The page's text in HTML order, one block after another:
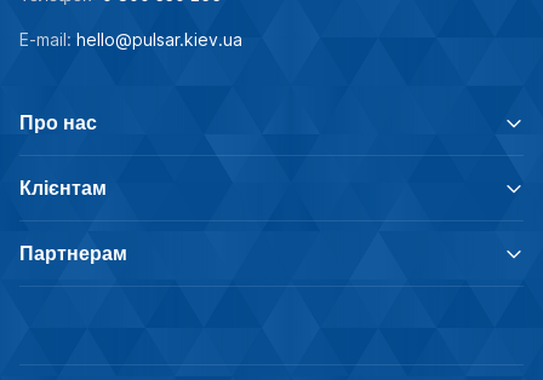
E-mail: hello@pulsar.kiev.ua
Про нас
Клієнтам
Партнерам